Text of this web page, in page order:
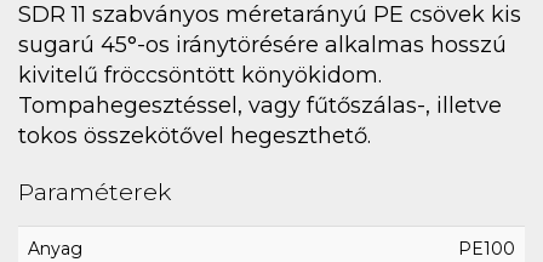
SDR 11 szabványos méretarányú PE csövek kis
sugarú 45°-os iránytörésére alkalmas hosszú
kivitelű fröccsöntött könyökidom.
Tompahegesztéssel, vagy fűtőszálas-, illetve
tokos összekötővel hegeszthető.
Paraméterek
Anyag PE100